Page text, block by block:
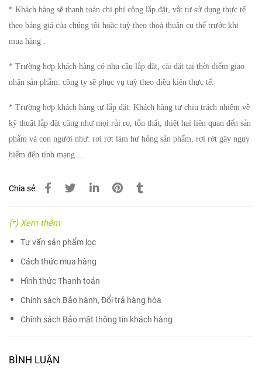
* Khách hàng sẽ thanh toán chi phí công lắp đặt, vật tư sử dụng thực tế
theo bảng giá của chúng tôi hoặc tuỳ theo thoả thuận cụ thể trước khi
mua hàng .
* Trường hợp khách hàng có nhu cầu lắp đặt, cài đặt tại thời điểm giao
nhận sản phẩm: công ty sẽ phục vụ tuỳ theo điều kiện thực tế.
* Trường hợp khách hàng tự lắp đặt: Khách hàng tự chịu trách nhiệm về
kỹ thuật lắp đặt cũng như mọi rủi ro, tổn thất, thiệt hại liên quan đến sản
phẩm và con người như: rơi rớt làm hư hỏng sản phẩm, rơi rớt gây nguy
hiểm đến tính mạng…
Chia sẻ:
(*) Xem thêm
Tư vấn sản phẩm lọc
Cách thức mua hàng
Hình thức Thanh toán
Chính sách Bảo hành, Đổi trả hàng hóa
Chính sách Bảo mật thông tin khách hàng
BÌNH LUẬN